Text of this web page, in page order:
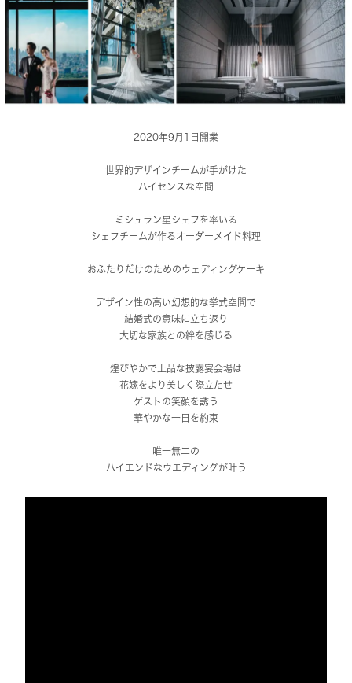
2020年9月1日開業
世界的デザインチームが手がけた
ハイセンスな空間
ミシュラン星シェフを率いる
シェフチームが作るオーダーメイド料理
おふたりだけのためのウェディングケーキ
デザイン性の高い幻想的な挙式空間で
結婚式の意味に立ち返り
大切な家族との絆を感じる
煌びやかで上品な披露宴会場は
花嫁をより美しく際立たせ
ゲストの笑顔を誘う
華やかな一日を約束
唯一無二の
ハイエンドなウエディングが叶う